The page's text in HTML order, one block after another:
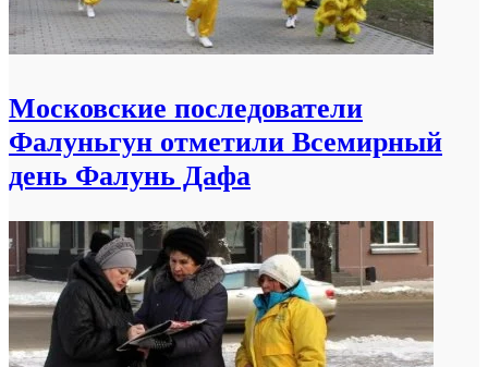
Московские последователи
Фалуньгун отметили Всемирный
день Фалунь Дафа